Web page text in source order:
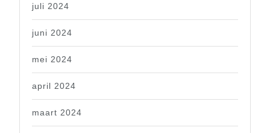
juli 2024
juni 2024
mei 2024
april 2024
maart 2024